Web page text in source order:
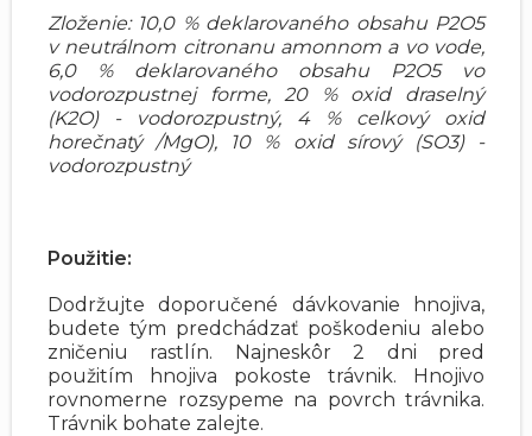
Zloženie: 10,0 % deklarovaného obsahu P2O5
v neutrálnom citronanu amonnom a vo vode,
6,0 % deklarovaného obsahu P2O5 vo
vodorozpustnej forme, 20 % oxid draselný
(K2O) - vodorozpustný, 4 % celkový oxid
horečnatý /MgO), 10 % oxid sírový (SO3) -
vodorozpustný
Použitie:
Dodržujte doporučené dávkovanie hnojiva,
budete tým predchádzať poškodeniu alebo
zničeniu rastlín. Najneskôr 2 dni pred
použitím hnojiva pokoste trávnik. Hnojivo
rovnomerne rozsypeme na povrch trávnika.
Trávnik bohate zalejte.